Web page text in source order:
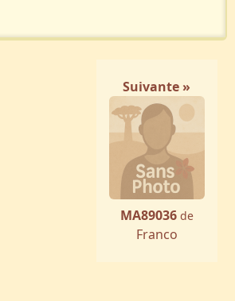
Suivante »
MA89036 de
Franco